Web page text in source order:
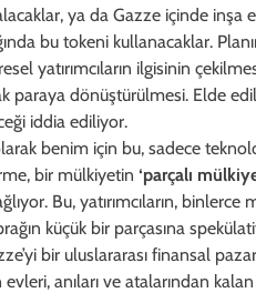
ya da Gazze içinde inşa
bu tokeni kullanacaklar.
yatırımcıların ilgisinin
paraya dönüştürülmesi. Elde
iddia ediliyor.
benim için bu, sadece
bir mülkiyetin ‘parçalı
Bu, yatırımcıların,
küçük bir parçasına
bir uluslararası finansal
anıları ve atalarından